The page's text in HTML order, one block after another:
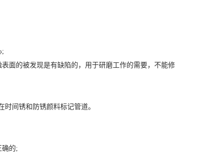
;
面的被发现是有缺陷的，用于研磨工作的需要，不能修
间锈和防锈颜料标记管道。
确的;